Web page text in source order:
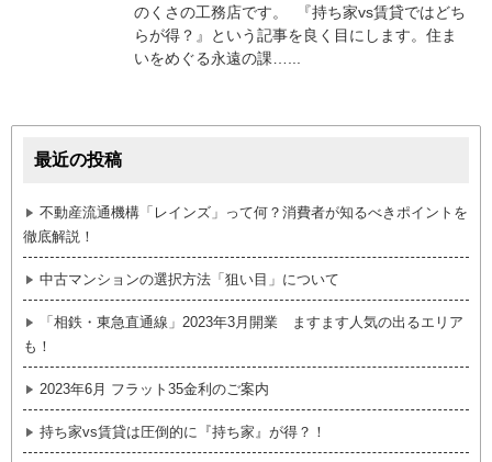
のくさの工務店です。 『持ち家vs賃貸ではどち
らが得？』という記事を良く目にします。住ま
いをめぐる永遠の課…...
最近の投稿
不動産流通機構「レインズ」って何？消費者が知るべきポイントを
徹底解説！
中古マンションの選択方法「狙い目」について
「相鉄・東急直通線」2023年3月開業 ますます人気の出るエリア
も！
2023年6月 フラット35金利のご案内
持ち家vs賃貸は圧倒的に『持ち家』が得？！